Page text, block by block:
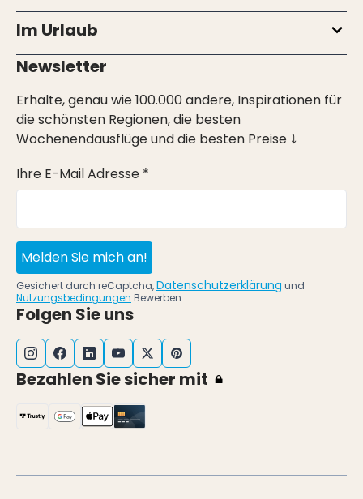
Im Urlaub
Newsletter
Erhalte, genau wie 100.000 andere, Inspirationen für
die schönsten Regionen, die besten
Wochenendausflüge und die besten Preise ⤵
Ihre E-Mail Adresse *
Melden Sie mich an!
Gesichert durch reCaptcha,Datenschutzerklärung und
Nutzungsbedingungen Bewerben.
Folgen Sie uns
Bezahlen Sie sicher mit